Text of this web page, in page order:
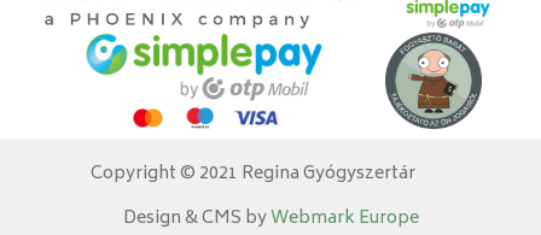
Copyright © 2021 Regina Gyógyszertár
Design & CMS byWebmark Europe